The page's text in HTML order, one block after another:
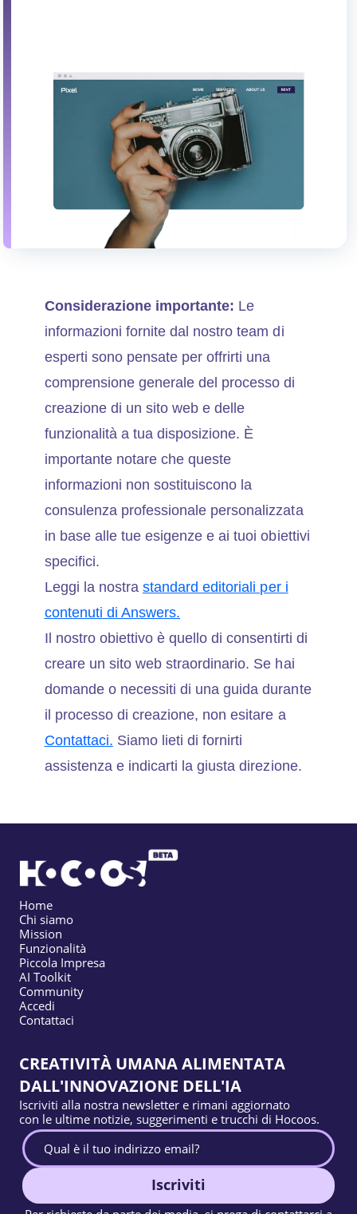
Considerazione importante: Le
informazioni fornite dal nostro team di
esperti sono pensate per offrirti una
comprensione generale del processo di
creazione di un sito web e delle
funzionalità a tua disposizione. È
importante notare che queste
informazioni non sostituiscono la
consulenza professionale personalizzata
in base alle tue esigenze e ai tuoi obiettivi
specifici.
Leggi la nostra standard editoriali per i
contenuti di Answers.
Il nostro obiettivo è quello di consentirti di
creare un sito web straordinario. Se hai
domande o necessiti di una guida durante
il processo di creazione, non esitare a
Contattaci. Siamo lieti di fornirti
assistenza e indicarti la giusta direzione.
Home
Chi siamo
Mission
Funzionalità
Piccola Impresa
AI Toolkit
Community
Accedi
Contattaci
CREATIVITÀ UMANA ALIMENTATA
DALL'INNOVAZIONE DELL'IA
Iscriviti alla nostra newsletter e rimani aggiornato
con le ultime notizie, suggerimenti e trucchi di Hocoos.
Iscriviti